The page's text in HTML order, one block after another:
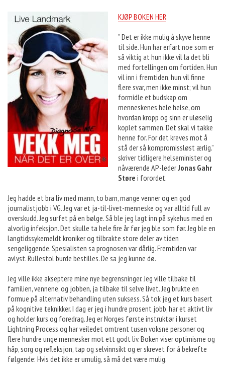
KJØP BOKEN HER
” Det er ikke mulig å skyve henne
til side. Hun har erfart noe som er
så viktig at hun ikke vil la det bli
med fortellingen om fortiden. Hun
vil inn i fremtiden, hun vil finne
flere svar, men ikke minst; vil hun
formidle et budskap om
menneskenes hele helse, om
hvordan kropp og sinn er uløselig
koplet sammen. Det skal vi takke
henne for. For det kreves mot å
stå der så kompromissløst ærlig.”
skriver tidligere helseminister og
nåværende AP-lederJonas Gahr
Støre i forordet.
Jeg hadde et bra liv med mann, to barn, mange venner og en god
journalistjobb i VG. Jeg var et ja-til-livet-menneske og var alltid full av
overskudd. Jeg surfet på en bølge. Så ble jeg lagt inn på sykehus med en
alvorlig infeksjon. Det skulle ta hele fire år før jeg ble som før. Jeg ble en
langtidssykemeldt kroniker og tilbrakte store deler av tiden
sengeliggende. Spesialisten sa prognosen var dårlig. Fremtiden var
avlyst. Rullestol burde bestilles. De sa jeg kunne dø.
Jeg ville ikke akseptere mine nye begrensninger. Jeg ville tilbake til
familien, vennene, og jobben, ja tilbake til selve livet. Jeg brukte en
formue på alternativ behandling uten suksess. Så tok jeg et kurs basert
på kognitive teknikker. I dag er jeg i hundre prosent jobb, har et aktivt liv
og holder kurs og foredrag. Jeg er Norges første instruktør i kurset
Lightning Process og har veiledet omtrent tusen voksne personer og
flere hundre unge mennesker mot ett godt liv. Boken viser optimisme og
håp, sorg og refleksjon, tap og selvinnsikt og er skrevet for å bekrefte
følgende: Hvis det ikke er umulig, så må det være mulig.